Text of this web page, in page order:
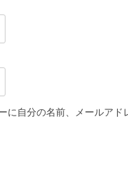
に自分の名前、メールアド